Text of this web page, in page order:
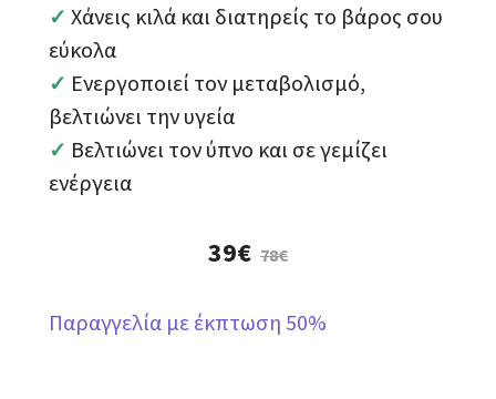
✓ Χάνεις κιλά και διατηρείς το βάρος σου
εύκολα
✓ Ενεργοποιεί τον μεταβολισμό,
βελτιώνει την υγεία
✓ Βελτιώνει τον ύπνο και σε γεμίζει
ενέργεια
39€ 78€
Παραγγελία με έκπτωση 50%